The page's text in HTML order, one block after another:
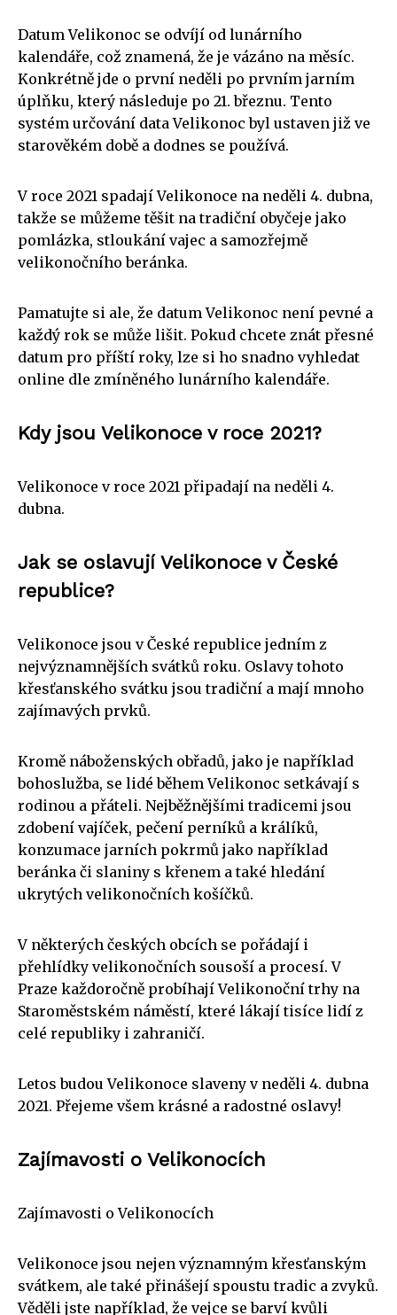
Datum Velikonoc se odvíjí od lunárního
kalendáře, což znamená, že je vázáno na měsíc.
Konkrétně jde o první neděli po prvním jarním
úplňku, který následuje po 21. březnu. Tento
systém určování data Velikonoc byl ustaven již ve
starověkém době a dodnes se používá.
V roce 2021 spadají Velikonoce na neděli 4. dubna,
takže se můžeme těšit na tradiční obyčeje jako
pomlázka, stloukání vajec a samozřejmě
velikonočního beránka.
Pamatujte si ale, že datum Velikonoc není pevné a
každý rok se může lišit. Pokud chcete znát přesné
datum pro příští roky, lze si ho snadno vyhledat
online dle zmíněného lunárního kalendáře.
Kdy jsou Velikonoce v roce 2021?
Velikonoce v roce 2021 připadají na neděli 4.
dubna.
Jak se oslavují Velikonoce v České
republice?
Velikonoce jsou v České republice jedním z
nejvýznamnějších svátků roku. Oslavy tohoto
křesťanského svátku jsou tradiční a mají mnoho
zajímavých prvků.
Kromě náboženských obřadů, jako je například
bohoslužba, se lidé během Velikonoc setkávají s
rodinou a přáteli. Nejběžnějšími tradicemi jsou
zdobení vajíček, pečení perníků a králíků,
konzumace jarních pokrmů jako například
beránka či slaniny s křenem a také hledání
ukrytých velikonočních košíčků.
V některých českých obcích se pořádají i
přehlídky velikonočních sousoší a procesí. V
Praze každoročně probíhají Velikonoční trhy na
Staroměstském náměstí, které lákají tisíce lidí z
celé republiky i zahraničí.
Letos budou Velikonoce slaveny v neděli 4. dubna
2021. Přejeme všem krásné a radostné oslavy!
Zajímavosti o Velikonocích
Zajímavosti o Velikonocích
Velikonoce jsou nejen významným křesťanským
svátkem, ale také přinášejí spoustu tradic a zvyků.
Věděli jste například, že vejce se barví kvůli